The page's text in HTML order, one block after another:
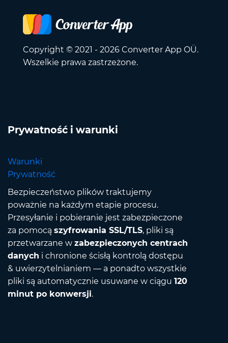
Copyright © 2021 - 2026 Converter App OÜ.
Wszelkie prawa zastrzeżone.
Prywatność i warunki
Warunki
Prywatność
Bezpieczeństwo plików traktujemy
poważnie na każdym etapie procesu.
Przesyłanie i pobieranie jest zabezpieczone
za pomocą szyfrowania SSL/TLS, pliki są
przetwarzane w zabezpieczonych centrach
danych i chronione ścisłą kontrolą dostępu
& uwierzytelnianiem — a ponadto wszystkie
pliki są automatycznie usuwane w ciągu 120
minut po konwersji.